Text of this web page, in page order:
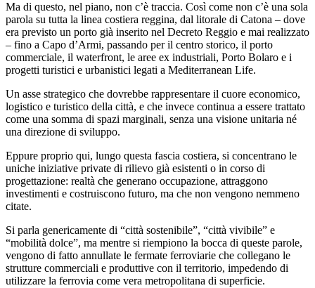
Ma di questo, nel piano, non c’è traccia. Così come non c’è una sola
parola su tutta la linea costiera reggina, dal litorale di Catona – dove
era previsto un porto già inserito nel Decreto Reggio e mai realizzato
– fino a Capo d’Armi, passando per il centro storico, il porto
commerciale, il waterfront, le aree ex industriali, Porto Bolaro e i
progetti turistici e urbanistici legati a Mediterranean Life.
Un asse strategico che dovrebbe rappresentare il cuore economico,
logistico e turistico della città, e che invece continua a essere trattato
come una somma di spazi marginali, senza una visione unitaria né
una direzione di sviluppo.
Eppure proprio qui, lungo questa fascia costiera, si concentrano le
uniche iniziative private di rilievo già esistenti o in corso di
progettazione: realtà che generano occupazione, attraggono
investimenti e costruiscono futuro, ma che non vengono nemmeno
citate.
Si parla genericamente di “città sostenibile”, “città vivibile” e
“mobilità dolce”, ma mentre si riempiono la bocca di queste parole,
vengono di fatto annullate le fermate ferroviarie che collegano le
strutture commerciali e produttive con il territorio, impedendo di
utilizzare la ferrovia come vera metropolitana di superficie.